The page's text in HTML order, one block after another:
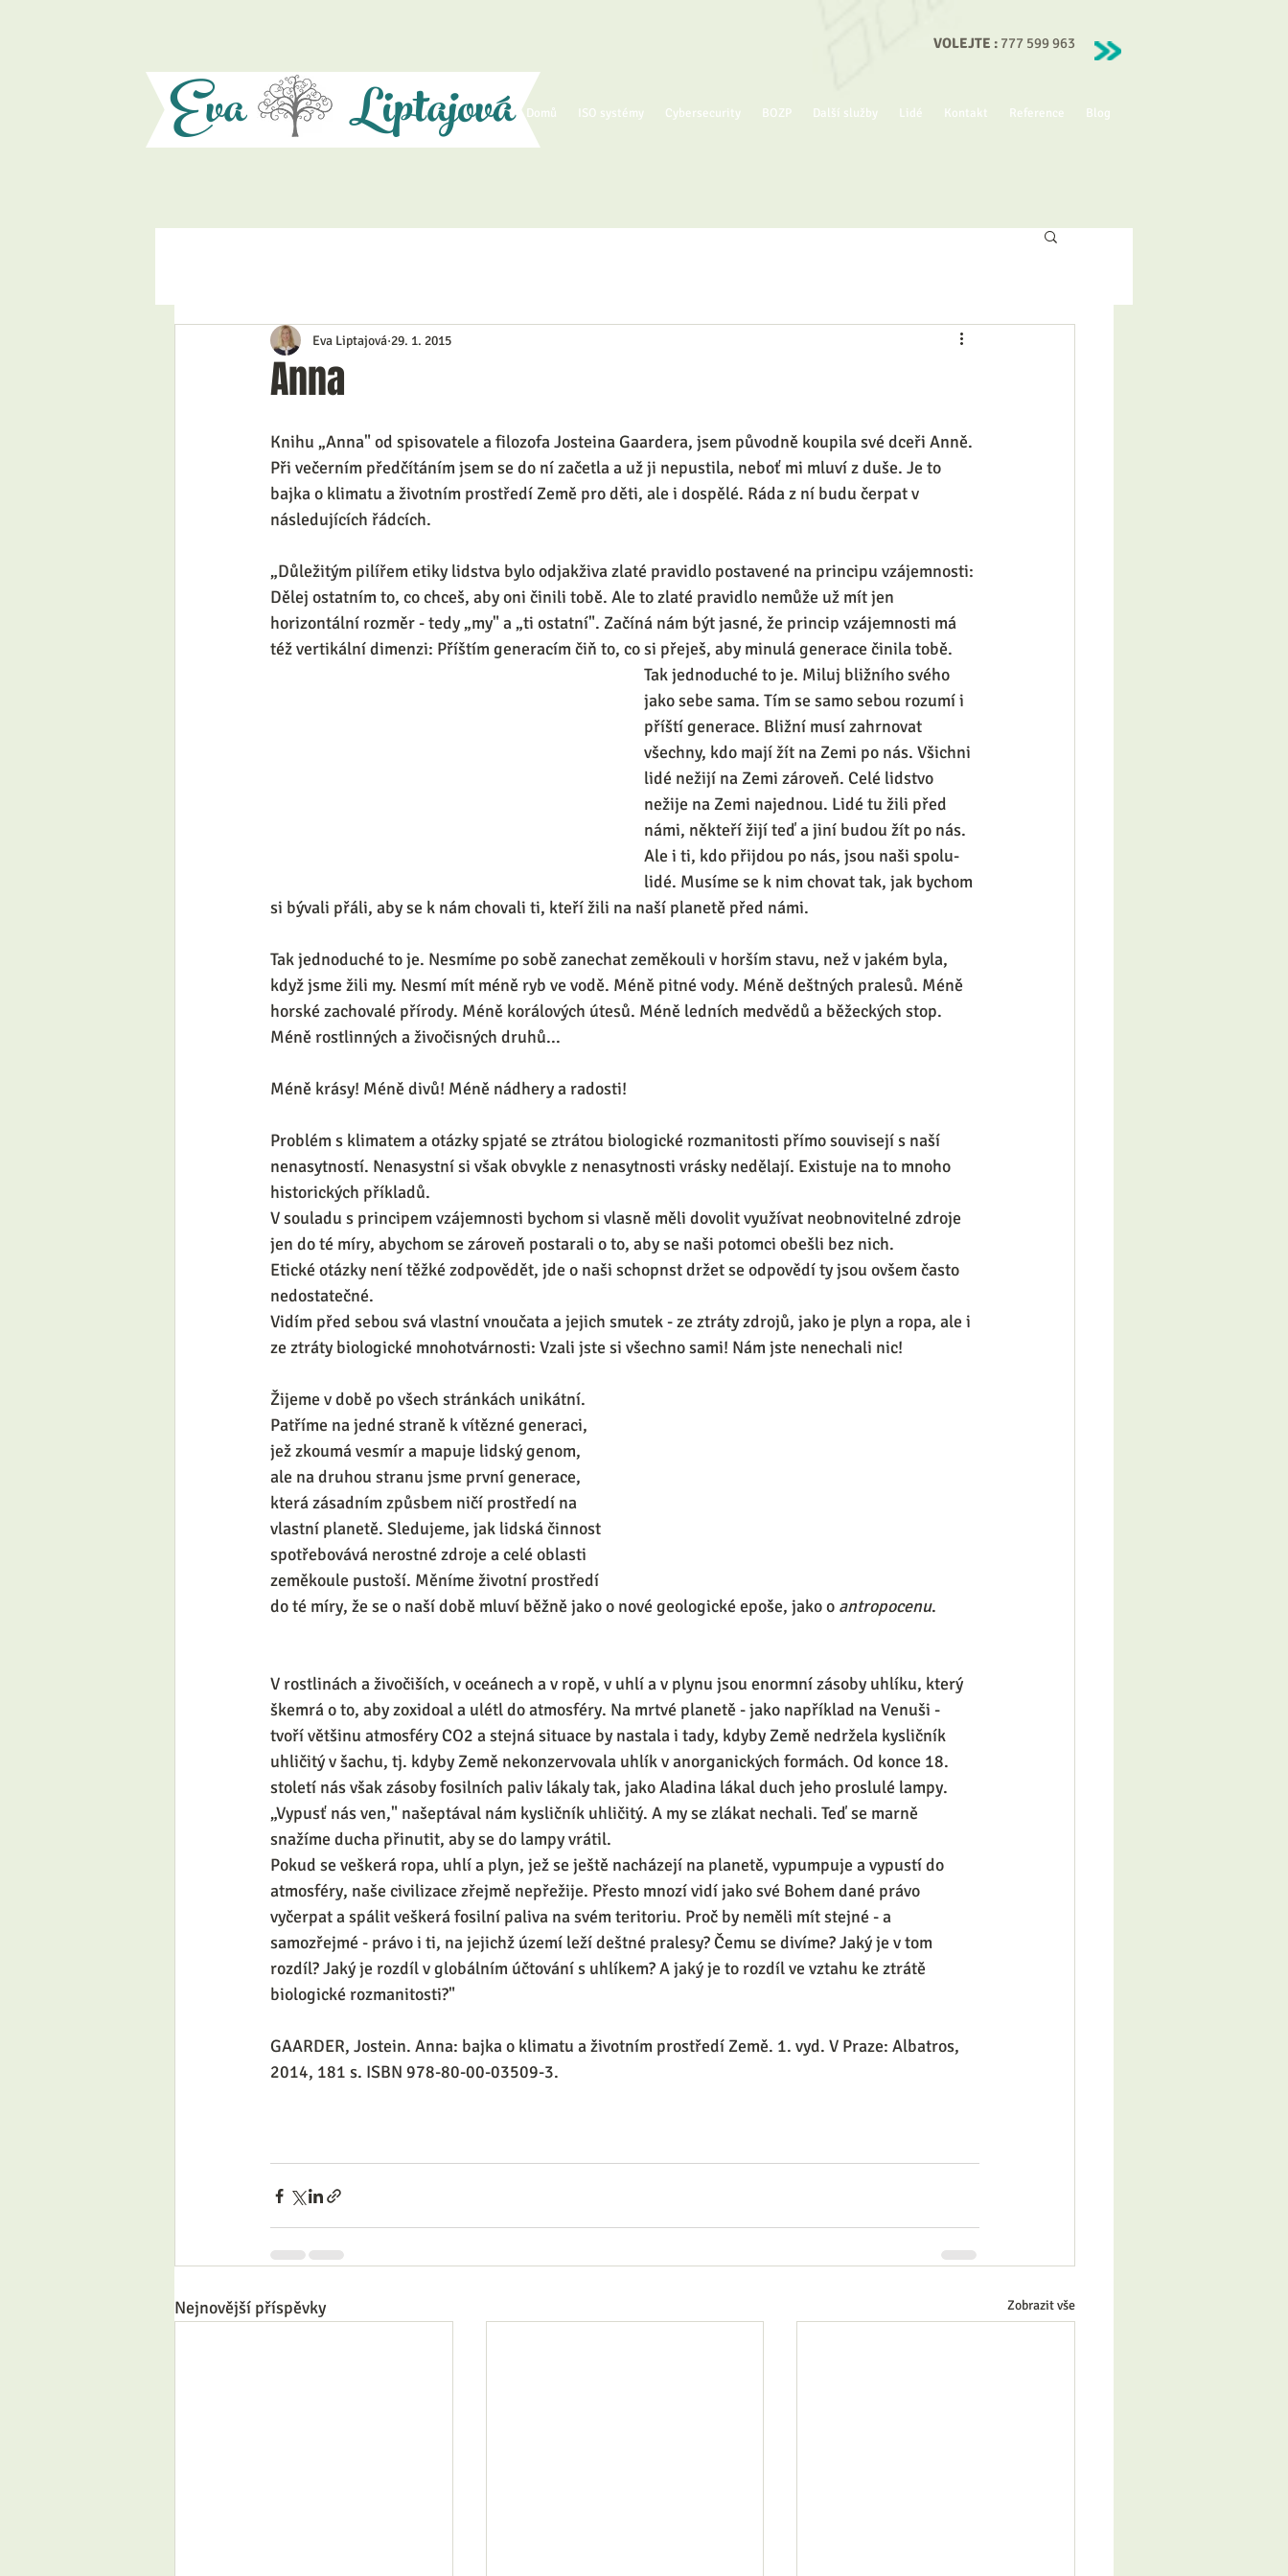
VOLEJTE : 777 599 963
Domů ISO systémy Cybersecurity BOZP Další služby Lidé Kontakt Reference Blog
Eva Liptajová
Anna
Eva Liptajová 29. 1. 2015
Knihu „Anna" od spisovatele a filozofa Josteina Gaardera, jsem původně koupila své dceři Anně.
Při večerním předčítáním jsem se do ní začetla a už ji nepustila, neboť mi mluví z duše. Je to
bajka o klimatu a životním prostředí Země pro děti, ale i dospělé. Ráda z ní budu čerpat v
následujících řádcích.
„Důležitým pilířem etiky lidstva bylo odjakživa zlaté pravidlo postavené na principu vzájemnosti:
Dělej ostatním to, co chceš, aby oni činili tobě. Ale to zlaté pravidlo nemůže už mít jen
horizontální rozměr - tedy „my" a „ti ostatní". Začíná nám být jasné, že princip vzájemnosti má
též vertikální dimenzi: Příštím generacím čiň to, co si přeješ, aby minulá generace činila tobě.
Tak jednoduché to je. Miluj bližního svého
jako sebe sama. Tím se samo sebou rozumí i
příští generace. Bližní musí zahrnovat
všechny, kdo mají žít na Zemi po nás. Všichni
lidé nežijí na Zemi zároveň. Celé lidstvo
nežije na Zemi najednou. Lidé tu žili před
námi, někteří žijí teď a jiní budou žít po nás.
Ale i ti, kdo přijdou po nás, jsou naši spolu-
lidé. Musíme se k nim chovat tak, jak bychom
si bývali přáli, aby se k nám chovali ti, kteří žili na naší planetě před námi.
Tak jednoduché to je. Nesmíme po sobě zanechat zeměkouli v horším stavu, než v jakém byla,
když jsme žili my. Nesmí mít méně ryb ve vodě. Méně pitné vody. Méně deštných pralesů. Méně
horské zachovalé přírody. Méně korálových útesů. Méně ledních medvědů a běžeckých stop.
Méně rostlinných a živočisných druhů...
Méně krásy! Méně divů! Méně nádhery a radosti!
Problém s klimatem a otázky spjaté se ztrátou biologické rozmanitosti přímo souvisejí s naší
nenasytností. Nenasystní si však obvykle z nenasytnosti vrásky nedělají. Existuje na to mnoho
historických příkladů.
V souladu s principem vzájemnosti bychom si vlasně měli dovolit využívat neobnovitelné zdroje
jen do té míry, abychom se zároveň postarali o to, aby se naši potomci obešli bez nich.
Etické otázky není těžké zodpovědět, jde o naši schopnst držet se odpovědí ty jsou ovšem často
nedostatečné.
Vidím před sebou svá vlastní vnoučata a jejich smutek - ze ztráty zdrojů, jako je plyn a ropa, ale i
ze ztráty biologické mnohotvárnosti: Vzali jste si všechno sami! Nám jste nenechali nic!
Žijeme v době po všech stránkách unikátní.
Patříme na jedné straně k vítězné generaci,
jež zkoumá vesmír a mapuje lidský genom,
ale na druhou stranu jsme první generace,
která zásadním způsbem ničí prostředí na
vlastní planetě. Sledujeme, jak lidská činnost
spotřebovává nerostné zdroje a celé oblasti
zeměkoule pustoší. Měníme životní prostředí
do té míry, že se o naší době mluví běžně jako o nové geologické epoše, jako o antropocenu.
V rostlinách a živočiších, v oceánech a v ropě, v uhlí a v plynu jsou enormní zásoby uhlíku, který
škemrá o to, aby zoxidoal a ulétl do atmosféry. Na mrtvé planetě - jako například na Venuši -
tvoří většinu atmosféry CO2 a stejná situace by nastala i tady, kdyby Země nedržela kysličník
uhličitý v šachu, tj. kdyby Země nekonzervovala uhlík v anorganických formách. Od konce 18.
století nás však zásoby fosilních paliv lákaly tak, jako Aladina lákal duch jeho proslulé lampy.
„Vypusť nás ven," našeptával nám kysličník uhličitý. A my se zlákat nechali. Teď se marně
snažíme ducha přinutit, aby se do lampy vrátil.
Pokud se veškerá ropa, uhlí a plyn, jež se ještě nacházejí na planetě, vypumpuje a vypustí do
atmosféry, naše civilizace zřejmě nepřežije. Přesto mnozí vidí jako své Bohem dané právo
vyčerpat a spálit veškerá fosilní paliva na svém teritoriu. Proč by neměli mít stejné - a
samozřejmé - právo i ti, na jejichž území leží deštné pralesy? Čemu se divíme? Jaký je v tom
rozdíl? Jaký je rozdíl v globálním účtování s uhlíkem? A jaký je to rozdíl ve vztahu ke ztrátě
biologické rozmanitosti?"
GAARDER, Jostein. Anna: bajka o klimatu a životním prostředí Země. 1. vyd. V Praze: Albatros,
2014, 181 s. ISBN 978-80-00-03509-3.
Nejnovější příspěvky Zobrazit vše